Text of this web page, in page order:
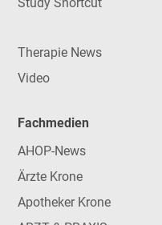
Study Shortcut
Therapie News
Video
Fachmedien
AHOP-News
Ärzte Krone
Apotheker Krone